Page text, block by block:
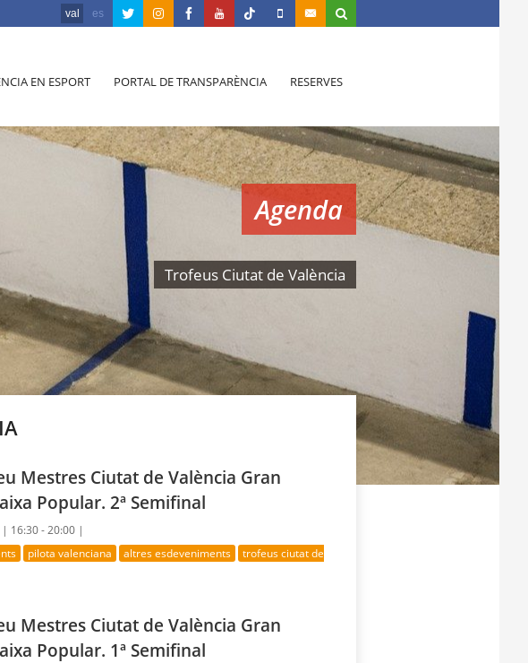
val es
EN ESPORT PORTAL DE TRANSPARÈNCIA RESERVES
Agenda
Trofeus Ciutat de València
Mestres Ciutat de València Gran
Popular. 2ª Semifinal
| 16:30 - 20:00 |
pilota valenciana altres esdeveniments
trofeus ciutat de
Mestres Ciutat de València Gran
Popular. 1ª Semifinal